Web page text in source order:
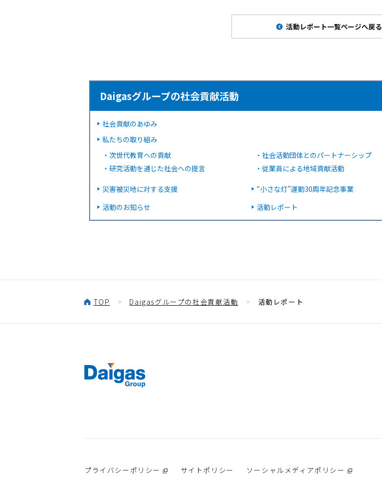
活動レポート一覧ページへ戻る
Daigasグループの社会貢献活動
社会貢献のあゆみ
私たちの取り組み
・ 次世代教育への貢献 ・ 社会活動団体とのパートナーシップ
・ 研究活動を通じた社会への提言 ・ 従業員による地域貢献活動
災害被災地に対する支援 “小さな灯”運動30周年記念事業
活動のお知らせ
活動レポート
TOP Daigasグループの社会貢献活動 活動レポート
プライバシーポリシー サイトポリシー ソーシャルメディアポリシー